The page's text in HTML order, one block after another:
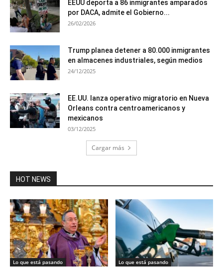
EEUU deporta a 86 inmigrantes amparados
por DACA, admite el Gobierno...
26/02/2026
Trump planea detener a 80.000 inmigrantes
en almacenes industriales, según medios
24/12/2025
EE.UU. lanza operativo migratorio en Nueva
Orleans contra centroamericanos y
mexicanos
03/12/2025
Cargar más
HOT NEWS
Lo que está pasando Lo que está pasando